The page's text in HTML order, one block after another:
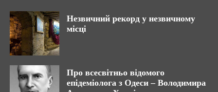
Незвичний рекорд у незвичному
місці
Про всесвітньо відомого
епідеміолога з Одеси – Володимира